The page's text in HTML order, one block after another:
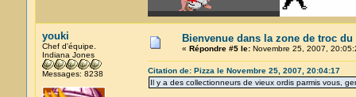
youki
Chef d'équipe.
Indiana Jones
Messages: 8238
Bienvenue dans la zone de troc
« Répondre #5 le:Novembre 25, 2007,
Citation de: Pizza le Novembre 25, 2007, 20:04:17
Il y a des collectionneurs de vieux ordis parmis vous,